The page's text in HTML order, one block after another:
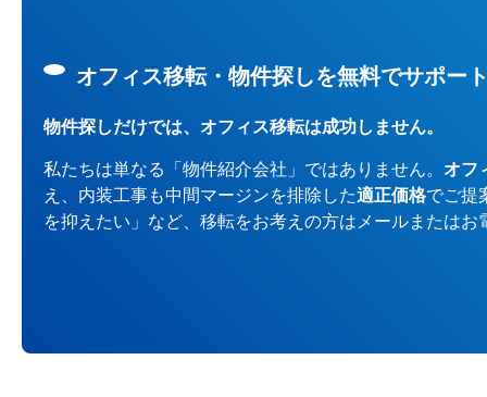
オフィス移転・物件探しを無料でサポー
物件探しだけでは、オフィス移転は成功しません。
私たちは単なる「物件紹介会社」ではありません。 オフ
え、内装工事も中間マージンを排除した適正価格でご提
を抑えたい」など、移転をお考えの方はメールまたは